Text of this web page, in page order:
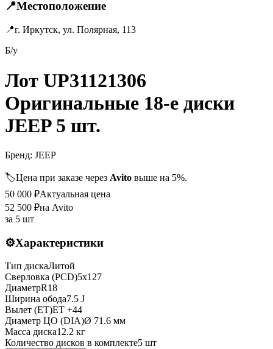
📍Местоположение
📍г. Иркутск, ул. Полярная, 113
Б/у
Лот UP31121306
Оригинальные 18-е диски
JEEP 5 шт.
Бренд: JEEP
🏷️Цена при заказе через Avito выше на 5%.
50 000 ₽Актуальная цена
52 500 ₽на Avito
за 5 шт
⚙️Характеристики
Тип дискаЛитой
Сверловка (PCD)5x127
ДиаметрR18
Ширина обода7.5 J
Вылет (ET)ET +44
Диаметр ЦО (DIA)Ø 71.6 мм
Масса диска12.2 кг
Количество дисков в комплекте5 шт